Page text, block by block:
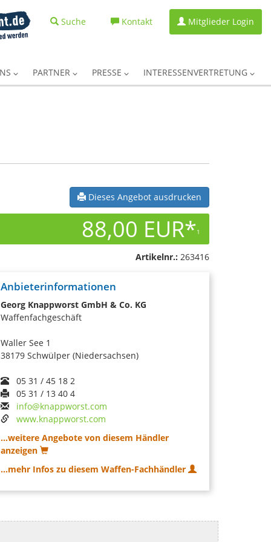
Suche Kontakt Mitglieder Login
PARTNER PRESSE INTERESSENVERTRETUNG
Dieses Angebot ausdrucken
88,00 EUR*1
Artikelnr.: 263416
Anbieterinformationen
Georg Knappworst GmbH & Co. KG
Waffenfachgeschäft
Waller See 1
38179 Schwülper (Niedersachsen)
05 31 / 45 18 2
05 31 / 13 40 4
info@knappworst.com
www.knappworst.com
...weitere Angebote von diesem Händler
anzeigen
...mehr Infos zu diesem Waffen-Fachhändler